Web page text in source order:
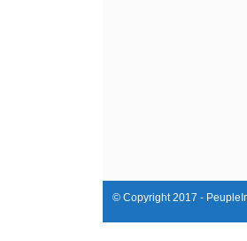
© Copyright 2017 -